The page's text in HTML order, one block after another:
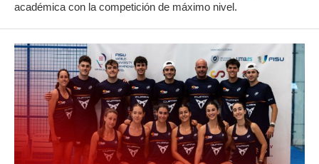
académica con la competición de máximo nivel.